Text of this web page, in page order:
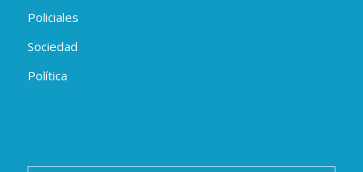
Policiales
Sociedad
Política